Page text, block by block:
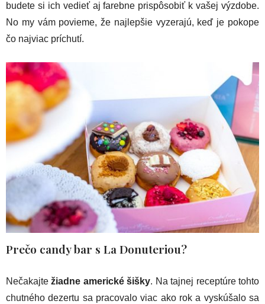
budete si ich vedieť aj farebne prispôsobiť k vašej výzdobe.
No my vám povieme, že najlepšie vyzerajú, keď je pokope
čo najviac príchutí.
Prečo candy bar s La Donuteriou?
Nečakajtežiadne americké šišky. Na tajnej receptúre tohto
chutného dezertu sa pracovalo viac ako rok a vyskúšalo sa